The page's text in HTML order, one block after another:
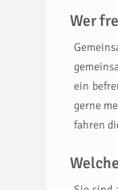
Wer
ein
gerne
fahren